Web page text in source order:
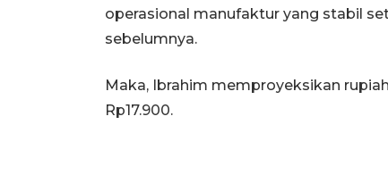
operasional manufaktur yang stabil
sebelumnya.
Maka, Ibrahim memproyeksikan
Rp17.900.